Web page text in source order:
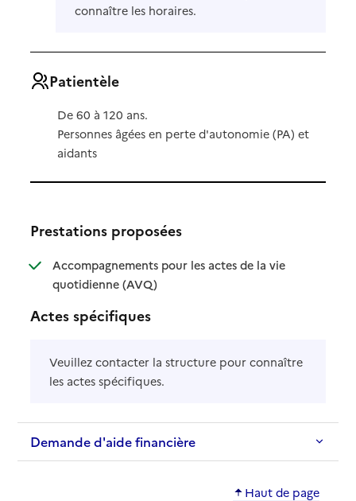
connaître les horaires.
Patientèle
De 60 à 120 ans.
Personnes âgées en perte d'autonomie (PA) et
aidants
Prestations proposées
Accompagnements pour les actes de la vie
quotidienne (AVQ): disponible
: non disponible
Actes spécifiques
Veuillez contacter la structure pour connaître
les actes spécifiques.
Demande d'aide financière
Haut de page